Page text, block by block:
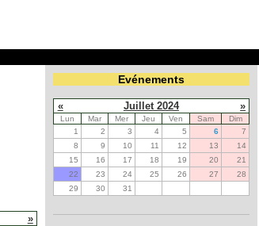
»
Evénements
« Juillet 2024 »
Lun Mar Mer Jeu Ven Sam
Dim
1
2 3 4 5 6
7
8
9 10 11 12 13
14
15
16 17 18 19 20
21
22
23 24 25 26 27
28
29
30 31